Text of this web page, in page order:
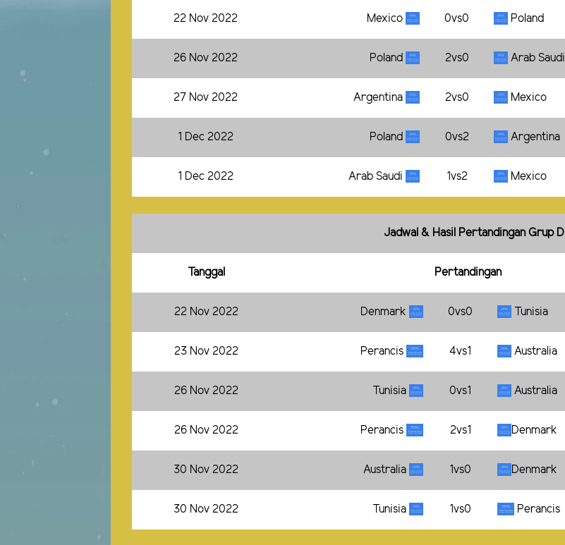
22 Nov 2022 Mexico 0vs0 Poland
26 Nov 2022 Poland 2vs0 Arab Saudi
27 Nov 2022 Argentina 2vs0 Mexico
1 Dec 2022 Poland 0vs2 Argentina
1 Dec 2022 Arab Saudi 1vs2 Mexico
Jadwal & Hasil Pertandingan Grup D
Tanggal Pertandingan
22 Nov 2022 Denmark 0vs0 Tunisia
23 Nov 2022 Perancis 4vs1 Australia
26 Nov 2022 Tunisia 0vs1 Australia
26 Nov 2022 Perancis 2vs1 Denmark
30 Nov 2022 Australia 1vs0 Denmark
30 Nov 2022 Tunisia 1vs0 Perancis